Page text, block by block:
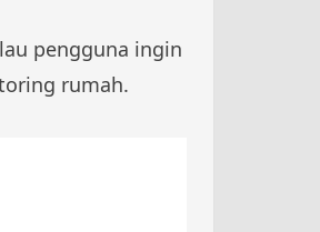
pengguna ingin
rumah.